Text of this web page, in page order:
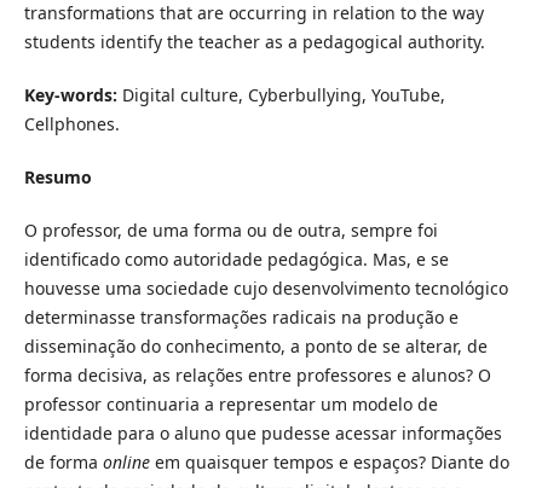
transformations that are occurring in relation to the way
students identify the teacher as a pedagogical authority.
Key-words: Digital culture, Cyberbullying, YouTube,
Cellphones.
Resumo
O professor, de uma forma ou de outra, sempre foi
identificado como autoridade pedagógica. Mas, e se
houvesse uma sociedade cujo desenvolvimento tecnológico
determinasse transformações radicais na produção e
disseminação do conhecimento, a ponto de se alterar, de
forma decisiva, as relações entre professores e alunos? O
professor continuaria a representar um modelo de
identidade para o aluno que pudesse acessar informações
de forma onlineem quaisquer tempos e espaços? Diante do